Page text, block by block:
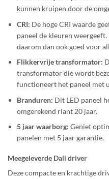
kunnen kruipen door de
CRI: De hoge CRI waarde
paneel de kleuren
daarom dan ook goed voor
Flikkervrije transformator:
transformator die wordt
functioneert het paneel met
Branduren: Dit LED paneel
omgerekend riant 20 jaar.
5 jaar waarborg:Geniet
panelen met 5 jaar garantie.
Meegeleverde Dali driver
Deze compacte en krachtige